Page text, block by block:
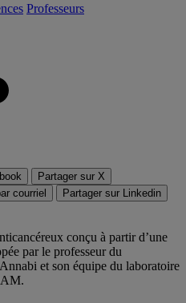
Professeurs
Partager sur X
courriel Partager sur Linkedin
conçu à partir d’une
par le professeur du
et son équipe du laboratoire